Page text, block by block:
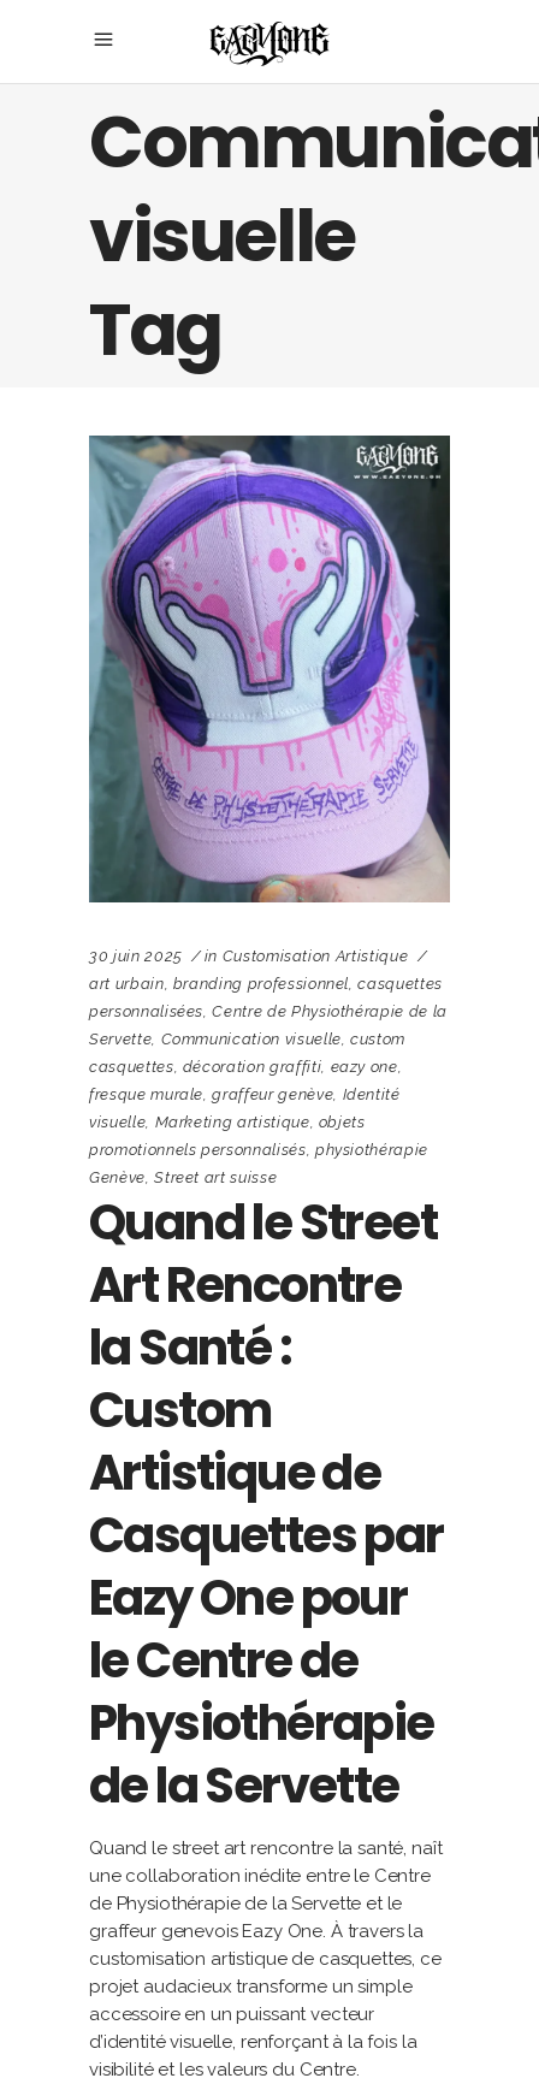
visuelle
Tag
30 juin 2025 in Customisation Artistique
art urbain branding professionnel ,casquettes
personnalisées ,Centre de Physiothérapie de la
Servette Communication visuelle ,custom
casquettes décoration graffiti eazy one
fresque murale ,graffeur genève Identité
visuelle Marketing artistique objets
promotionnels personnalisés physiothérapie
Genève ,Street art suisse
Quand le Street
Art Rencontre
la Santé :
Custom
Artistique de
Casquettes par
Eazy One pour
le Centre de
Physiothérapie
de la Servette
Quand le street art rencontre la santé, naît
une collaboration inédite entre le Centre
de Physiothérapie de la Servette et le
graffeur genevois Eazy One. À travers la
customisation artistique de casquettes, ce
projet audacieux transforme un simple
accessoire en un puissant vecteur
d’identité visuelle, renforçant à la fois la
visibilité et les valeurs du Centre.